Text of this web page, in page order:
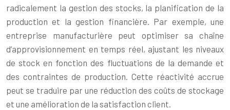
radicalement la gestion des stocks, la planification de la
production et la gestion financière. Par exemple, une
entreprise manufacturière peut optimiser sa chaîne
d’approvisionnement en temps réel, ajustant les niveaux
de stock en fonction des fluctuations de la demande et
des contraintes de production. Cette réactivité accrue
peut se traduire par une réduction des coûts de stockage
et une amélioration de la satisfaction client.